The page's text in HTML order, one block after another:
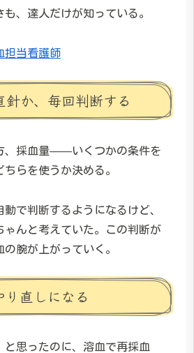
、達人だけが知っている。
担当看護師
か、毎回判断する
、採血量——いくつかの条件を
らを使うか決める。
で判断するようになるけど、
ゃんと考えていた。この判断が
腕が上がっていく。
直しになる
と思ったのに、溶血で再採血